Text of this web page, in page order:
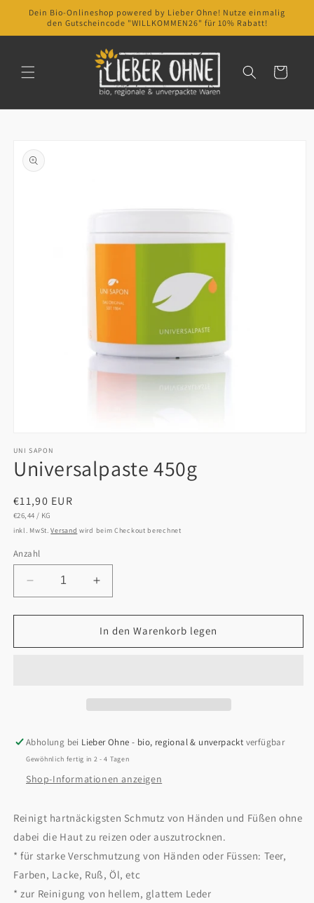
zum
Inhalt
Dein Bio-Onlineshop powered by Lieber Ohne! Nutze einmalig
den Gutscheincode "WILLKOMMEN26" für 10% Rabatt!
Warenkorb
1
Modal
öffnen
UNI SAPON
Universalpaste 450g
Normaler
Preis
€11,90 EUR
STÜCKPREIS
€26,44 / PRO
KG
inkl. MwSt.Versand wird beim Checkout berechnet
Anzahl
Verringere
die
Menge
Universalpaste
Erhöhe
die
Menge
für
Universalpaste
In den Warenkorb legen
Abholung bei Lieber Ohne - bio, regional & unverpackt verfügbar
Gewöhnlich fertig in 2 - 4 Tagen
Shop-Informationen anzeigen
Reinigt hartnäckigsten Schmutz von Händen und Füßen ohne
dabei die Haut zu reizen oder auszutrocknen.
* für starke Verschmutzung von Händen oder Füssen: Teer,
Farben, Lacke, Ruß, Öl, etc
* zur Reinigung von hellem, glattem Leder